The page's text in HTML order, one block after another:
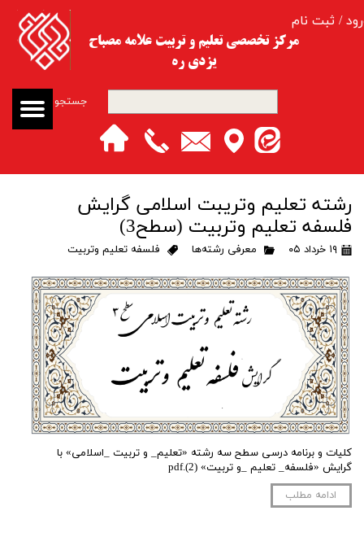
جستجو
/ ثبت نام
حساب کاربری من
خروج از حساب کاربری
مرکز تخصصی تعلیم و تربیت​​​​​​​ علامه مصباح
یزدی ره
رشته تعلیم وتریبت اسلامی گرایش
فلسفه تعلیم وتربیت (سطح3)
۱۹ خرداد ۰۵ معرفی رشته‌ها فلسفه تعلیم وتربیت
کلیات و برنامه درسی سطح سه رشته «تعلیم_ و تربیت _اسلامی» با
گرایش «فلسفه_ تعلیم _و تربیت» (2).pdf
ادامه مطلب